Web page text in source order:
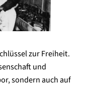
zur Freiheit.
und
sondern auch auf